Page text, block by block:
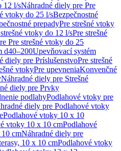
12 l/sNáhradné diely pre Pre
vtoky do 25 l/sBezpečnostné
prepadyPre strešné vtoky
vtoky do 12 l/sPre strešné
Pre strešné vtoky do 25
d40–200Upevňovací systém
diely pre PríslušenstvoPre strešné
vtokyPre upevneniaKonvenčné
Náhradné diely pre Strešné
diely pre Prvky
podlahyPodlahové vtoky pre
diely pre Podlahové vtoky
Podlahové vtoky 10 x 10
vtoky 10 x 10 cmPodlahové
cmNáhradné diely pre
10 x 10 cmPodlahové vtoky